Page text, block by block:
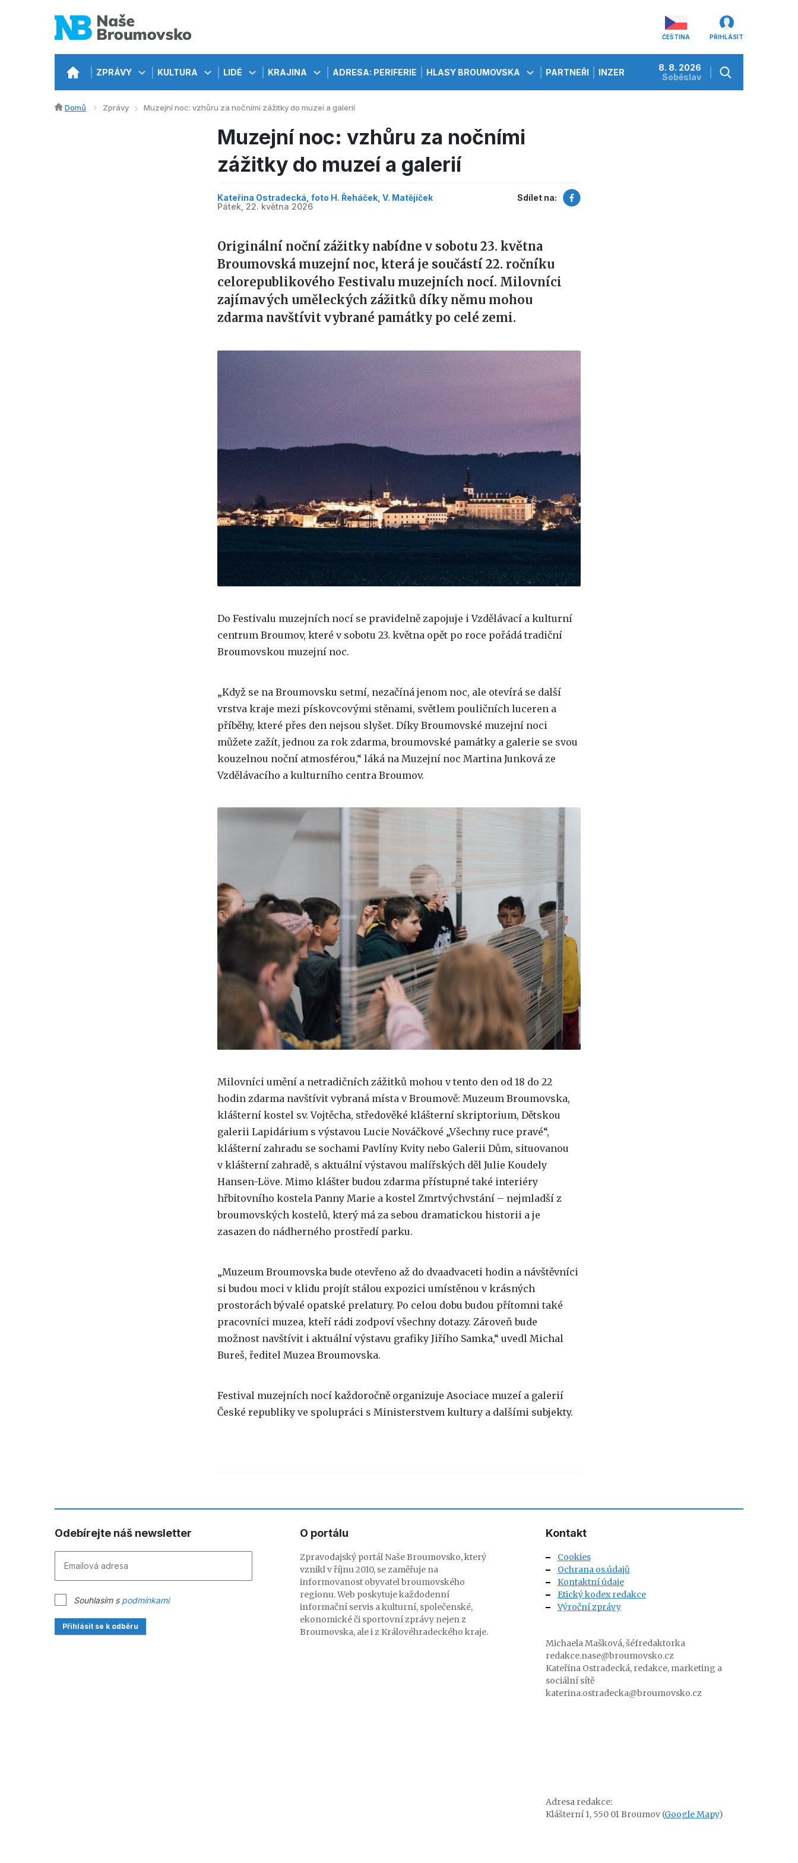
Domů Zprávy Muzejní noc: vzhůru za nočními zážitky do muzeí a galerií
Muzejní noc: vzhůru za nočními
zážitky do muzeí a galerií
Kateřina Ostradecká, foto H. Řeháček, V. Matějíček
Pátek, 22. května 2026
Sdílet na:
Originální noční zážitky nabídne v sobotu 23. května
Broumovská muzejní noc, která je součástí 22. ročníku
celorepublikového Festivalu muzejních nocí. Milovníci
zajímavých uměleckých zážitků díky němu mohou
zdarma navštívit vybrané památky po celé zemi.
Do Festivalu muzejních nocí se pravidelně zapojuje i Vzdělávací a kulturní
centrum Broumov, které v sobotu 23. května opět po roce pořádá tradiční
Broumovskou muzejní noc.
„Když se na Broumovsku setmí, nezačíná jenom noc, ale otevírá se další
vrstva kraje mezi pískovcovými stěnami, světlem pouličních luceren a
příběhy, které přes den nejsou slyšet. Díky Broumovské muzejní noci
můžete zažít, jednou za rok zdarma, broumovské památky a galerie se svou
kouzelnou noční atmosférou,“ láká na Muzejní noc Martina Junková ze
Vzdělávacího a kulturního centra Broumov.
Milovníci umění a netradičních zážitků mohou v tento den od 18 do 22
hodin zdarma navštívit vybraná místa v Broumově: Muzeum Broumovska,
klášterní kostel sv. Vojtěcha, středověké klášterní skriptorium, Dětskou
galerii Lapidárium s výstavou Lucie Nováčkové „Všechny ruce pravé“,
klášterní zahradu se sochami Pavlíny Kvity nebo Galerii Dům, situovanou
v klášterní zahradě, s aktuální výstavou malířských děl Julie Koudely
Hansen-Löve. Mimo klášter budou zdarma přístupné také interiéry
hřbitovního kostela Panny Marie a kostel Zmrtvýchvstání – nejmladší z
broumovských kostelů, který má za sebou dramatickou historii a je
zasazen do nádherného prostředí parku.
„Muzeum Broumovska bude otevřeno až do dvaadvaceti hodin a návštěvníci
si budou moci v klidu projít stálou expozici umístěnou v krásných
prostorách bývalé opatské prelatury. Po celou dobu budou přítomni také
pracovníci muzea, kteří rádi zodpoví všechny dotazy. Zároveň bude
možnost navštívit i aktuální výstavu grafiky Jiřího Samka,“ uvedl Michal
Bureš, ředitel Muzea Broumovska.
Festival muzejních nocí každoročně organizuje Asociace muzeí a galerií
České republiky ve spolupráci s Ministerstvem kultury a dalšími subjekty.
ZPRÁVY KULTURA LIDÉ KRAJINA ADRESA: PERIFERIE HLASY BROUMOVSKA PARTNEŘI INZERCE
8. 8. 2026
Soběslav
ČEŠTINA PŘIHLÁSIT
Odebírejte náš newsletter
Souhlasím s podmínkami
Přihlásit se k odběru
O portálu
Zpravodajský portál Naše Broumovsko, který
vznikl v říjnu 2010, se zaměřuje na
informovanost obyvatel broumovského
regionu. Web poskytuje každodenní
informační servis a kulturní, společenské,
ekonomické či sportovní zprávy nejen z
Broumovska, ale i z Královéhradeckého kraje.
Kontakt
Cookies
Ochrana os.údajů
Kontaktní údaje
Etický kodex redakce
Výroční zprávy
Michaela Mašková, šéfredaktorka
redakce.nase@broumovsko.cz
Kateřina Ostradecká, redakce, marketing a
sociální sítě
katerina.ostradecka@broumovsko.cz
Adresa redakce:
Klášterní 1, 550 01 Broumov (Google Mapy)